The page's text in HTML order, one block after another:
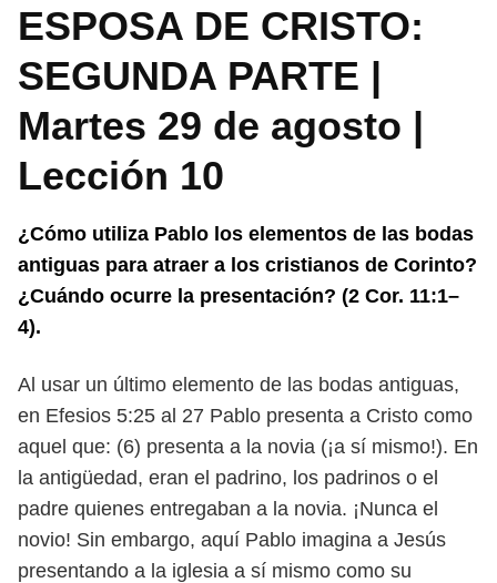
ESPOSA DE CRISTO:
SEGUNDA PARTE |
Martes 29 de agosto |
Lección 10
¿Cómo utiliza Pablo los elementos de las bodas
antiguas para atraer a los cristianos de Corinto?
¿Cuándo ocurre la presentación? (2 Cor. 11:1–
4).
Al usar un último elemento de las bodas antiguas,
en Efesios 5:25 al 27 Pablo presenta a Cristo como
aquel que: (6) presenta a la novia (¡a sí mismo!). En
la antigüedad, eran el padrino, los padrinos o el
padre quienes entregaban a la novia. ¡Nunca el
novio! Sin embargo, aquí Pablo imagina a Jesús
presentando a la iglesia a sí mismo como su